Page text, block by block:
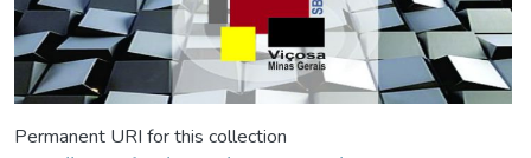
Permanent URI for this collection